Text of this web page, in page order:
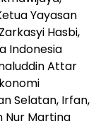
Yayasan
Hasbi,
Indonesia
Attar
Selatan, Irfan,
Nur Martina